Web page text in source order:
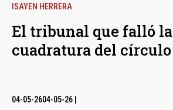
ISAYEN HERRERA
El tribunal que falló la
cuadratura del círculo
04-05-2604-05-26